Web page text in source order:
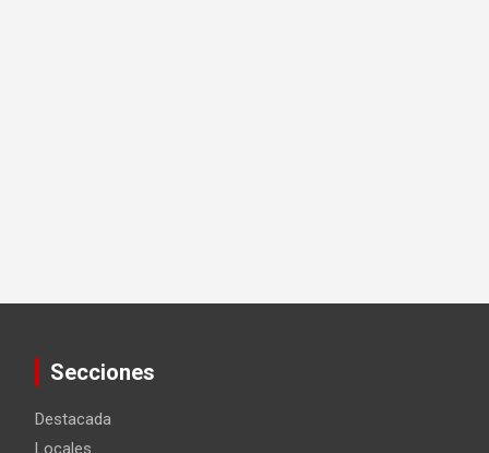
Secciones
Destacada
Locales